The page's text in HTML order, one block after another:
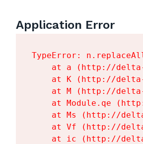
Application Error
TypeError:
at a (http://
at K (http://
at M (http://
at Module.qe
at Ms (http://
at Vf (http://
at ic (http://